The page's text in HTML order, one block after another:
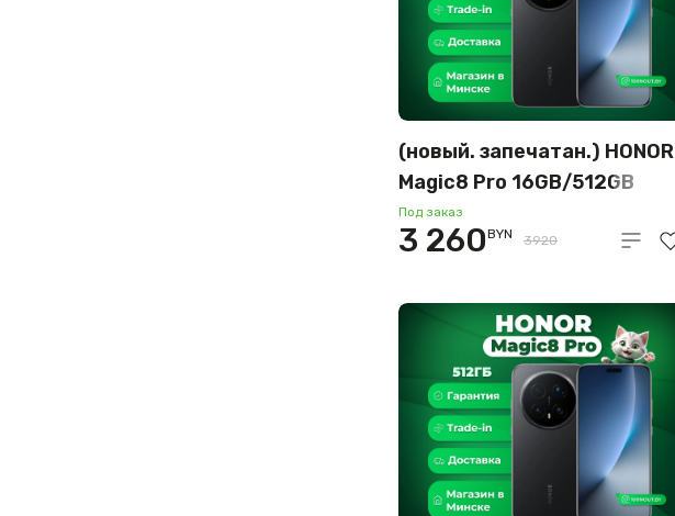
(новый. запечатан.) HONOR
Magic8 Pro 16GB/512GB
международная версия
(черный бархат)
Под заказ
3 260BYN 3920